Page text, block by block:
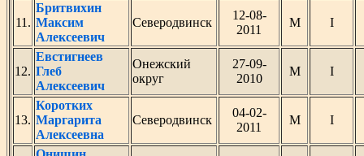
11.
Бритвихин
Максим
Алексеевич
Северодвинск
12-08-
2011
М I
12.
Евстигнеев
Глеб
Алексеевич
Онежский
округ
27-09-
2010
М I
13.
Коротких
Маргарита
Алексеевна
Северодвинск
04-02-
2011
М I